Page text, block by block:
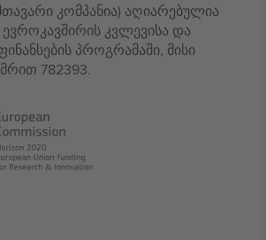
კომპანია) აღიარებულია
ევროკავშირის კვლევისა და
პროგრამაში, მისი
782393.